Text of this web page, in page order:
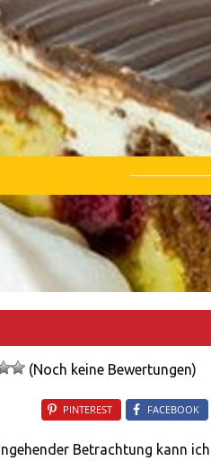
(Noch keine Bewertungen)
PINTEREST FACEBOOK
Betrachtung kann